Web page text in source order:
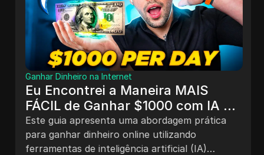
Ganhar Dinheiro na Internet
Eu Encontrei a Maneira MAIS
FÁCIL de Ganhar $1000 com IA do
Seu Celular | Ganhe Dinheiro
Online
Este guia apresenta uma abordagem prática
para ganhar dinheiro online utilizando
ferramentas de inteligência artificial (IA)